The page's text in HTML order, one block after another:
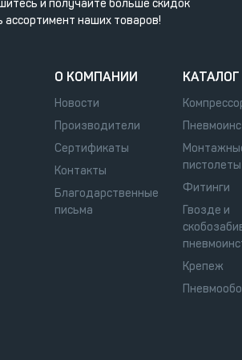
и получайте больше скидок
ассортимент наших товаров!
О КОМПАНИИ
Новости
Производители
Сертификаты
Контакты
Благодарственные
письма
КАТАЛОГ
пистолеты
Фитинги
Гвозде и
Крепеж